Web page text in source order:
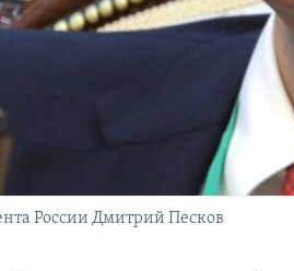
России Дмитрий Песков